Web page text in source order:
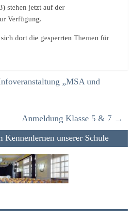
stehen jetzt auf der
Verfügung.
dort die gesperrten Themen für
„MSA und
Anmeldung Klasse 5 & 7 →
Kennenlernen unserer Schule